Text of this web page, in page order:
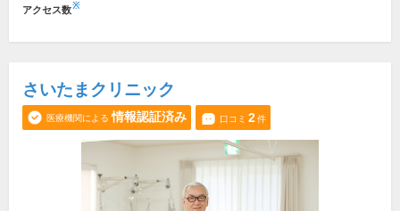
アクセス数※
さいたまクリニック
医療機関による 情報認証済み 口コミ 2件